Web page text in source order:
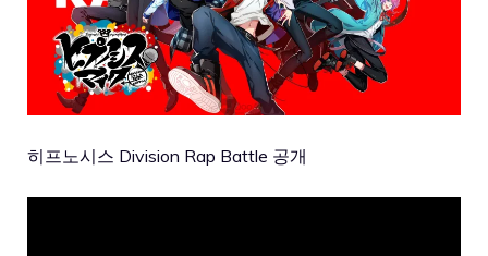
히프노시스 Division Rap Battle 공개